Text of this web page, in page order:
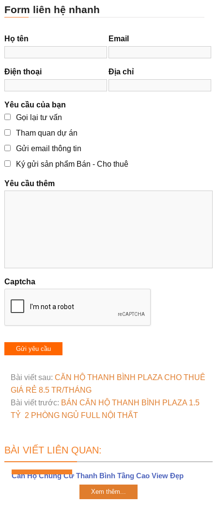
Form liên hệ nhanh
Họ tên Email
Điện thoại Địa chỉ
Yêu cầu của bạn
Gọi lại tư vấn
Tham quan dự án
Gửi email thông tin
Ký gửi sản phẩm Bán - Cho thuê
Yêu cầu thêm
Captcha
Bài viết sau: CĂN HỘ THANH BÌNH PLAZA CHO THUÊ
GIÁ RẺ 8.5 TR/THÁNG
Bài viết trước: BÁN CĂN HỘ THANH BÌNH PLAZA 1.5
TỶ 2 PHÒNG NGỦ FULL NỘI THẤT
BÀI VIẾT LIÊN QUAN:
Căn Hộ Chung Cư Thanh Bình Tầng Cao View Đẹp
Xem thêm...